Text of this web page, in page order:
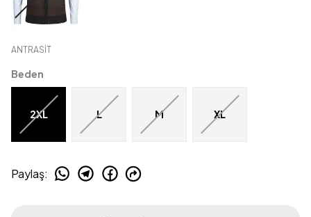
ANTRASİT
Beden
2XL L M XL
Paylaş: